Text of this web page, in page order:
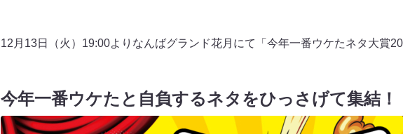
12月13日（火）19:00よりなんばグランド花月にて「今年一番ウケたネタ大賞
今年一番ウケたと自負するネタをひっさげて集結！